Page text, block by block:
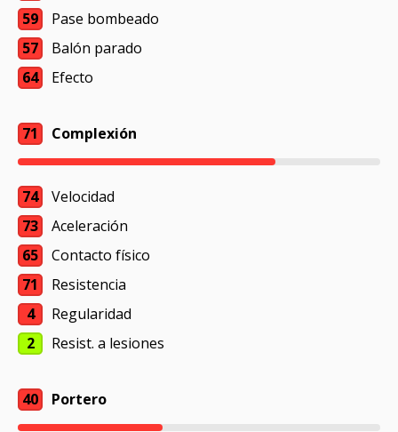
59
Pase bombeado
57
Balón parado
64
Efecto
71 Complexión
74
Velocidad
73
Aceleración
65
Contacto físico
71
Resistencia
4
Regularidad
2
Resist. a lesiones
40 Portero